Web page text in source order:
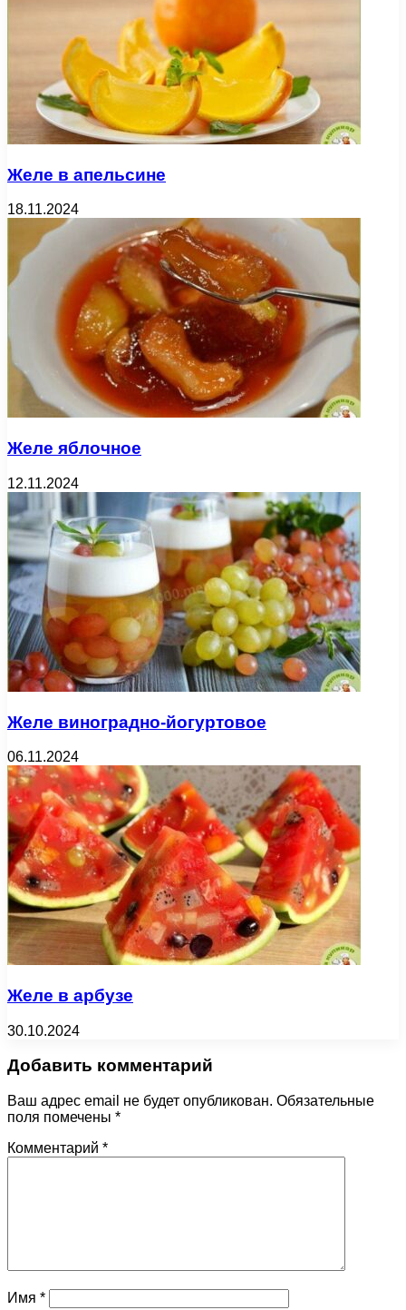
Желе в апельсине
18.11.2024
Желе яблочное
12.11.2024
Желе виноградно-йогуртовое
06.11.2024
Желе в арбузе
30.10.2024
Добавить комментарий
Ваш адрес email не будет опубликован. Обязательные
поля помечены *
Комментарий *
Имя *